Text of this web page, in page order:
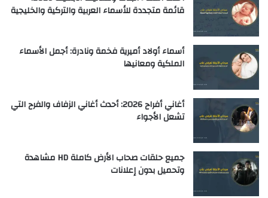
قائمة متجددة للأسماء العربية والتركية والخليجية
أسماء أولاد أميرية فخمة ونادرة: أجمل الأسماء
الملكية ومعانيها
أغاني أفراح 2026: أحدث أغاني الزفاف والفرح التي
تشعل الأجواء
جميع حلقات صحاب الأرض كاملة HD مشاهدة
وتحميل بدون إعلانات